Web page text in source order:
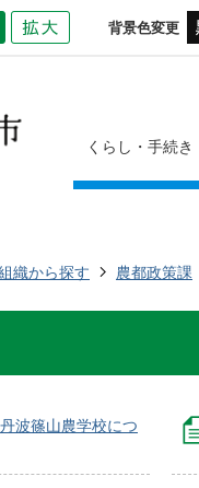
背景色変更
くらし・手続き
織から探す 農都政策課
波篠山農学校につ